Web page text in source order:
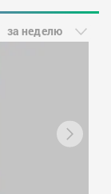
за неделю